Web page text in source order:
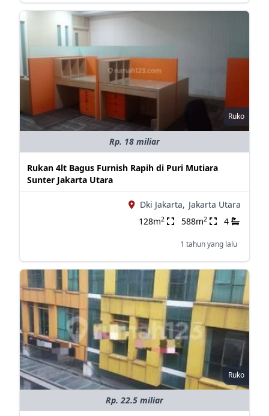
Ruko
Rp. 18 miliar
Rukan 4lt Bagus Furnish Rapih di Puri Mutiara
Sunter Jakarta Utara
Dki Jakarta, Jakarta Utara
128m2 588m2 4
1 tahun yang lalu
Ruko
Rp. 22.5 miliar